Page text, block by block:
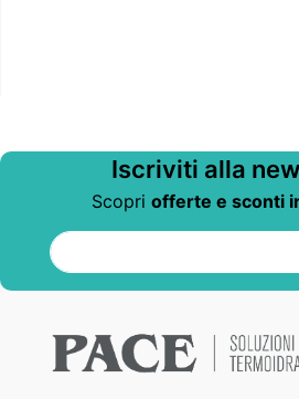
Iscriviti alla
Scopri offerte e sconti